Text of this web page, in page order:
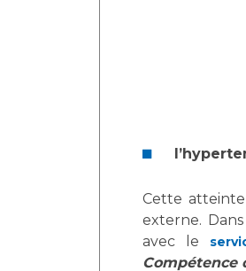
Cette
externe.
avec le
Compétence